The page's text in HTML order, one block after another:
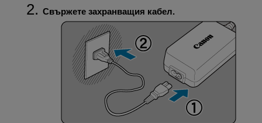
Свържете захранващия кабел.